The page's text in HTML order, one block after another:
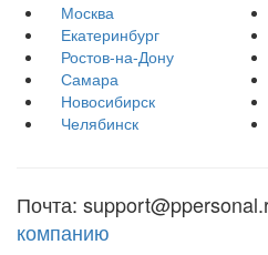
Москва
Екатеринбург
Ростов-на-Дону
Самара
Новосибирск
Челябинск
Почта:
компанию